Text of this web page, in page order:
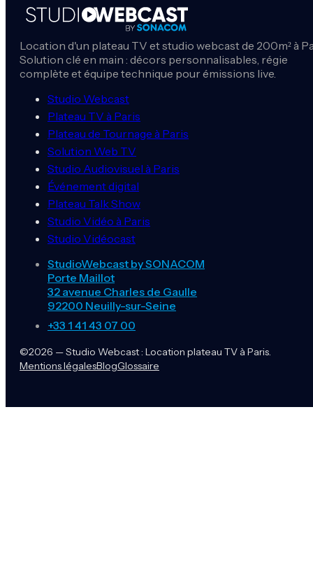
Location d'un plateau TV et studio webcast de 200m² à
Solution clé en main : décors personnalisables, régie
complète et équipe technique pour émissions live.
Studio Webcast
Plateau TV à Paris
Plateau de Tournage à Paris
Solution Web TV
Studio Audiovisuel à Paris
Événement digital
Plateau Talk Show
Studio Vidéo à Paris
Studio Vidéocast
StudioWebcast by SONACOM
Porte Maillot
32 avenue Charles de Gaulle
92200 Neuilly-sur-Seine
+33 1 41 43 07 00
©2026 — Studio Webcast : Location plateau TV à Paris.
Mentions légalesBlogGlossaire